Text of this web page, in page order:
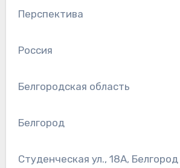
Перспектива
Россия
Белгородская область
Белгород
Студенческая ул., 18А, Белгород